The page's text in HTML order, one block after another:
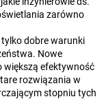
zarówno
dobre warunki
Nowe
większą efektywność
rozwiązania w
stopniu tych